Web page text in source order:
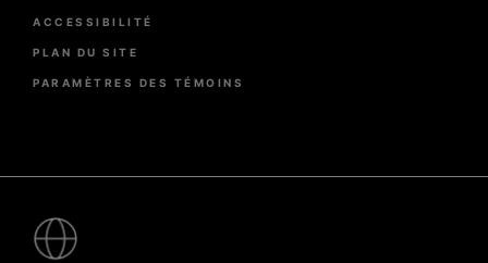
ACCESSIBILITÉ
PLAN DU SITE
PARAMÈTRES DES TÉMOINS